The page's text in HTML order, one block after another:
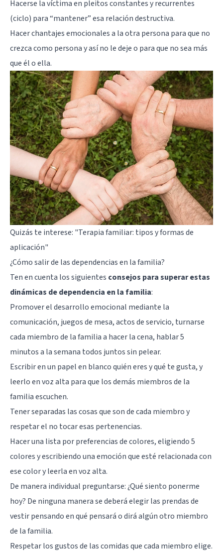
Hacerse la víctima en pleitos constantes y recurrentes
(ciclo) para “mantener” esa relación destructiva.
Hacerchantajes emocionalesa la otra persona para que no
crezca como persona y así no le deje o para que no sea más
que él o ella.
Quizás te interese: "Terapia familiar: tipos y formas de
aplicación"
¿Cómo salir de las dependencias en la familia?
Ten en cuenta los siguientes consejos para superar estas
dinámicas de dependencia en la familia:
Promover el desarrollo emocional mediante la
comunicación, juegos de mesa, actos de servicio, turnarse
cada miembro de la familia a hacer la cena, hablar 5
minutos a la semana todos juntos sin pelear.
Escribir en un papel en blanco quién eres y qué te gusta, y
leerlo en voz alta para que los demás miembros de la
familia escuchen.
Tener separadas las cosas que son de cada miembro y
respetar el no tocar esas pertenencias.
Hacer una lista por preferencias de colores, eligiendo 5
colores y escribiendo una emoción que esté relacionada con
ese color y leerla en voz alta.
De manera individual preguntarse: ¿Qué siento ponerme
hoy? De ninguna manera se deberá elegir las prendas de
vestir pensando en qué pensará o dirá algún otro miembro
de la familia.
Respetar los gustos de las comidas que cada miembro elige.